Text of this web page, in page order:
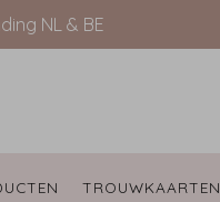
NL & BE
TROUWKAARTEN